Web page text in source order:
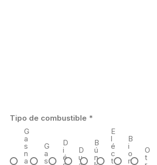
Tipo de combustible *
G
a
s
n
a
G
a
s
D
i
é
D
u
B
ú
n
E
l
é
c
t
B
i
o
m
O
t